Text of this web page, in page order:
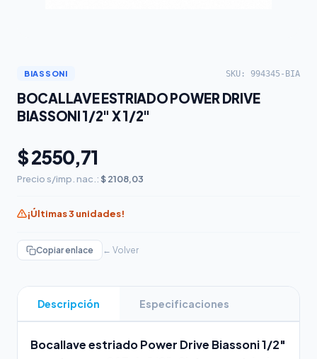
BIASSONI SKU: 994345-BIA
BOCALLAVE ESTRIADO POWER DRIVE
BIASSONI 1/2" X 1/2"
$ 2550,71
Precio s/imp. nac.: $ 2108,03
¡Últimas 3 unidades!
Copiar enlace ← Volver
Descripción Especificaciones
Bocallave estriado Power Drive Biassoni 1/2"